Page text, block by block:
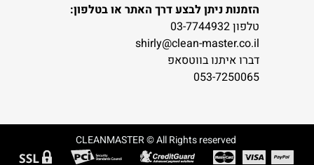
הזמנות ניתן לבצע דרך האתר או בטלפון:
טלפון 03-7744932
shirly@clean-master.co.il
דברו איתנו בווטסאפ
053-7250065